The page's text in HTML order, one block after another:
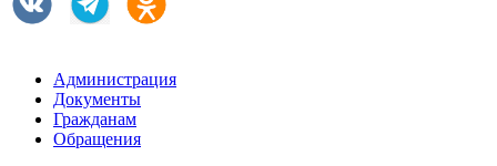
Администрация
Документы
Гражданам
Обращения